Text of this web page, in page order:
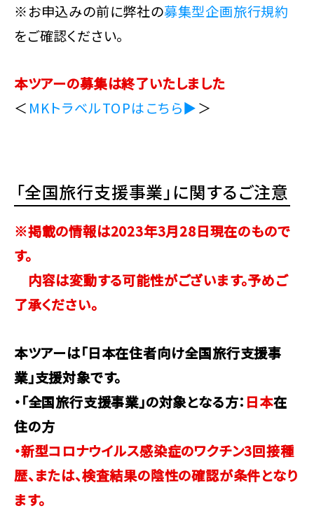
※お申込みの前に弊社の募集型企画旅行規約
をご確認ください。
本ツアーの募集は終了いたしました
＜ MKトラベルTOPはこちら▶＞
「全国旅行支援事業」に関するご注意
※掲載の情報は2023年3月28日現在のもので
す。
内容は変動する可能性がございます。予めご
了承ください。
本ツアーは「日本在住者向け全国旅行支援事
業」支援対象です。
・「全国旅行支援事業」の対象となる方： 日本在
住の方
・新型コロナウイルス感染症のワクチン3回接種
歴、または、検査結果の陰性の確認が条件となり
ます。